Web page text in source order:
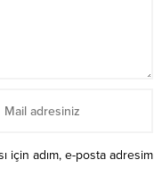
için adım, e-posta adresim